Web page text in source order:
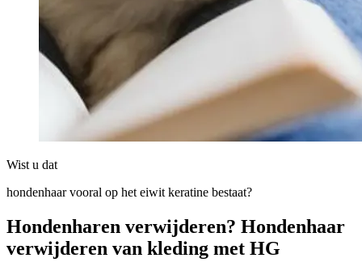
Wist u dat
hondenhaar vooral op het eiwit keratine bestaat?
Hondenharen verwijderen? Hondenhaar
verwijderen van kleding met HG